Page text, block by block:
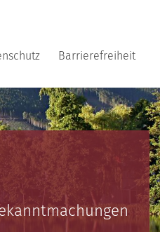
Barrierefreiheit